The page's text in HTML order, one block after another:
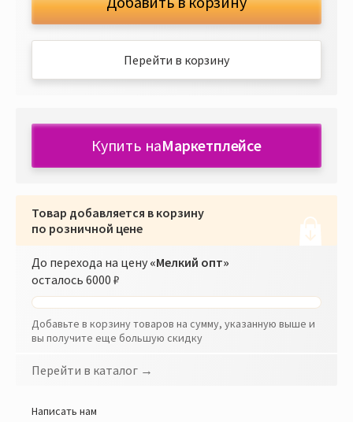
Перейти в корзину
Купить наМаркетплейсе
Товар добавляется в корзину
по розничной цене
До перехода на цену «Мелкий опт»
осталось 6000 ₽
Добавьте в корзину товаров на сумму, указанную выше и
вы получите еще большую скидку
Перейти в каталог →
Написать нам